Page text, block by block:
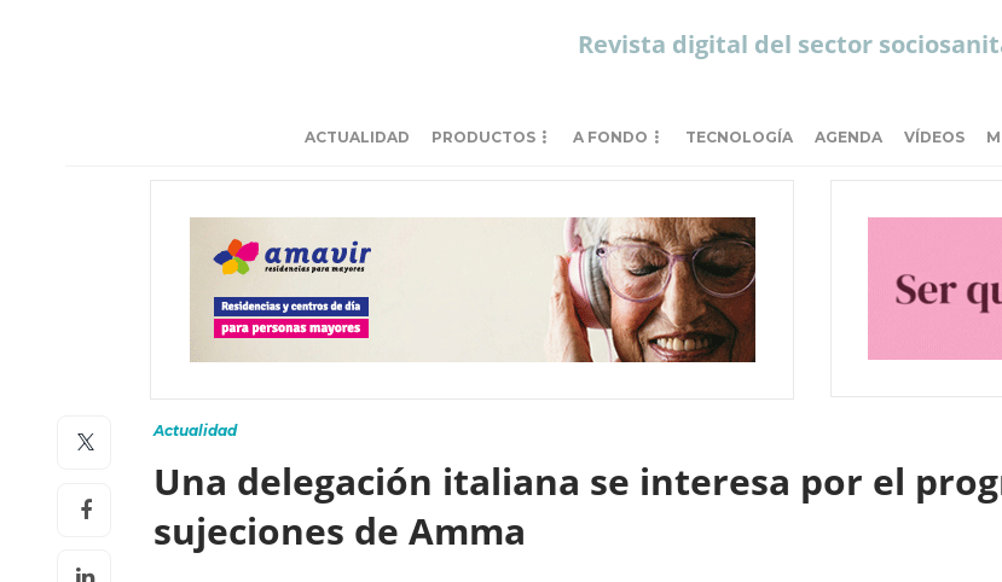
Revista digital del sector
ACTUALIDAD PRODUCTOS A FONDO TECNOLOGÍA AGENDA VÍDEOS
Actualidad
Una delegación italiana se interesa por el
sujeciones de Amma